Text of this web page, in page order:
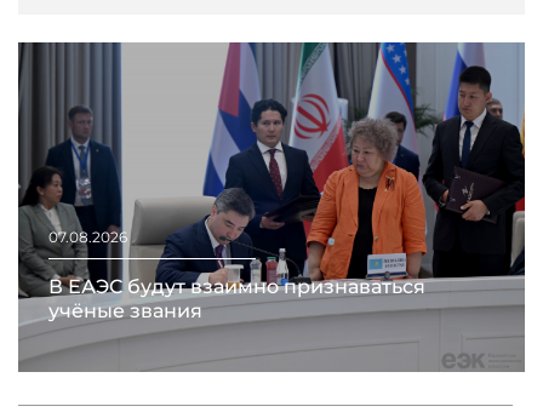
07.08.2026
В ЕАЭС будут взаимно признаваться
учёные звания